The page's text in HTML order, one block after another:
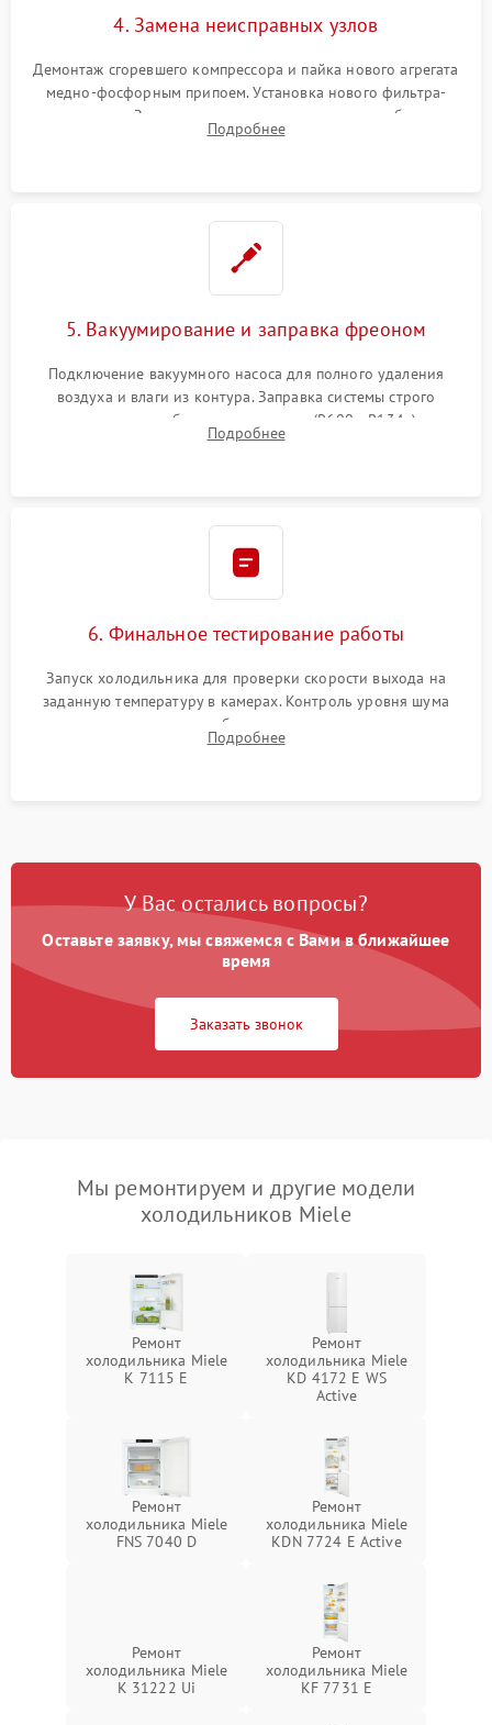
4. Замена неисправных узлов
Демонтаж сгоревшего компрессора и пайка нового агрегата
медно-фосфорным припоем. Установка нового фильтра-
осушителя. Замена изношенных вентиляторов обдува,
сломанных заслонок или поврежденных дверных петель.
Подробнее
5. Вакуумирование и заправка фреоном
Подключение вакуумного насоса для полного удаления
воздуха и влаги из контура. Заправка системы строго
дозированным объемом хладагента (R600a, R134a) по
электронным весам. Контроль рабочего давления в системе.
Подробнее
6. Финальное тестирование работы
Запуск холодильника для проверки скорости выхода на
заданную температуру в камерах. Контроль уровня шума
компрессора, отсутствия обмерзания стенок и корректного
срабатывания системы автоматической оттайки.
Подробнее
У Вас остались вопросы?
Оставьте заявку, мы свяжемся с Вами в ближайшее
время
Заказать звонок
Мы ремонтируем и другие модели
холодильников Miele
Ремонт
холодильника Miele
K 7115 E
Ремонт
холодильника Miele
KD 4172 E WS
Active
Ремонт
холодильника Miele
FNS 7040 D
Ремонт
холодильника Miele
KDN 7724 E Active
Ремонт
холодильника Miele
K 31222 Ui
Ремонт
холодильника Miele
KF 7731 E